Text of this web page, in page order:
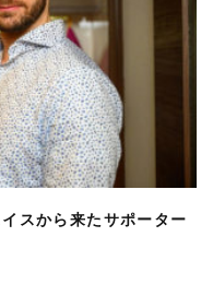
スから来たサポーター